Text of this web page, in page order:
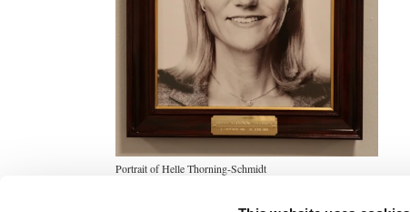
Portrait of Helle Thorning-Schmidt